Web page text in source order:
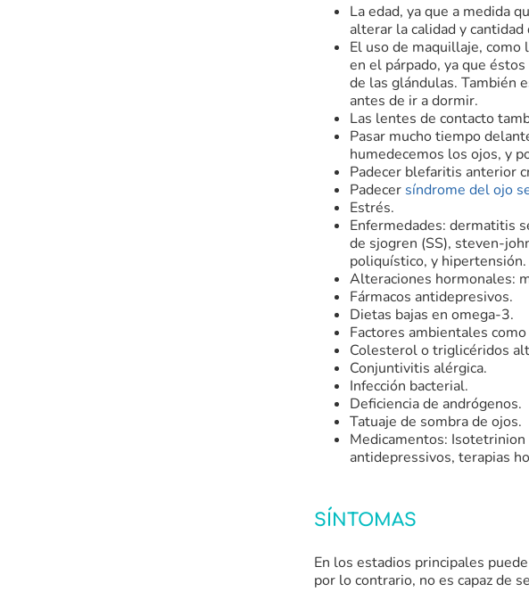
La edad, ya que a medida
alterar la calidad y cantidad
El uso de maquillaje,
en el párpado, ya que
de las glándulas. También
antes de ir a dormir.
Las lentes de contacto
Pasar mucho tiempo
humedecemos los ojos, y
Padecer blefaritis anterior
Padecer síndrome del ojo
Estrés.
Enfermedades: dermatitis
de sjogren (SS), steven-
poliquístico, y hipertensión.
Alteraciones hormonales:
Fármacos antidepresivos.
Dietas bajas en omega-3.
Factores ambientales
Colesterol o triglicéridos
Conjuntivitis alérgica.
Infección bacterial.
Deficiencia de andrógenos.
Tatuaje de sombra de ojos.
Medicamentos:
antidepressivos, terapias
SÍNTOMAS
En los estadios principales
por lo contrario, no es capaz de